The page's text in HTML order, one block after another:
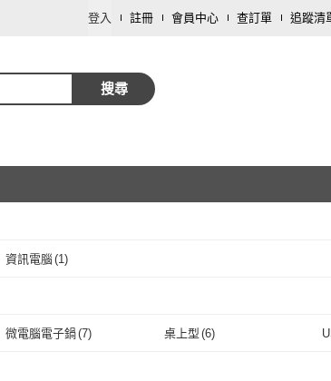
登入 註冊 會員中心 查訂單 追蹤清
搜尋
資訊電腦(1)
微電腦電子鍋(7) 桌上型 (6)
取消